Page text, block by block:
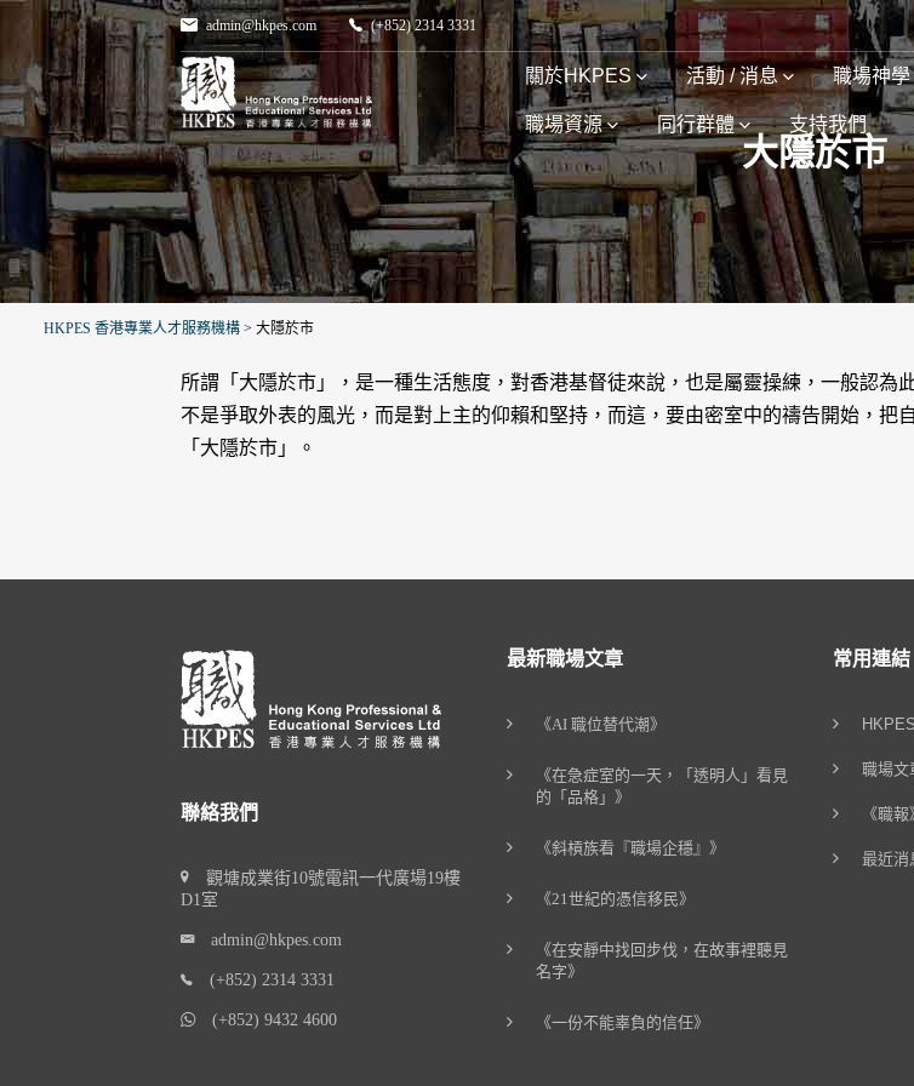
admin@hkpes.com (+852) 2314 3331
關於HKPES 活動 / 消息 職場神學
職場資源 同行群體 支持我們
大隱於市
HKPES 香港專業人才服務機構 > 大隱於市
所謂「大隱於市」，是一種生活態度，對香港基督徒來說，也是屬靈操練，一般認
不是爭取外表的風光，而是對上主的仰賴和堅持，而這，要由密室中的禱告開始，
「大隱於市」。
聯絡我們
觀塘成業街10號電訊一代廣場19樓
D1室
admin@hkpes.com
(+852) 2314 3331
(+852) 9432 4600
最新職場文章
《AI 職位替代潮》
《在急症室的一天，「透明人」看見
的「品格」》
《斜槓族看『職場企穩』》
《21世紀的憑信移民》
《在安靜中找回步伐，在故事裡聽見
名字》
《一份不能辜負的信任》
常用連結
職場文
《職
最近消